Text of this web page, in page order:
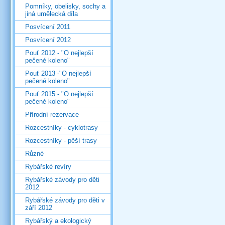
Pomníky, obelisky, sochy a
jiná umělecká díla
Posvícení 2011
Posvícení 2012
Pouť 2012 - "O nejlepší
pečené koleno"
Pouť 2013 -"O nejlepší
pečené koleno"
Pouť 2015 - "O nejlepší
pečené koleno"
Přírodní rezervace
Rozcestníky - cyklotrasy
Rozcestníky - pěší trasy
Různé
Rybářské revíry
Rybářské závody pro děti
2012
Rybářské závody pro děti v
září 2012
Rybářský a ekologický